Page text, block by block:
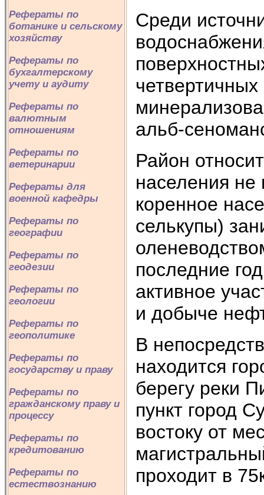
Рефераты по
ботанике и сельскому
хозяйству
Рефераты по
бухгалтерскому
учету и аудиту
Рефераты по
валютным
отношениям
Рефераты по
ветеринарии
Рефераты для
военной кафедры
Рефераты по
географии
Рефераты по
геодезии
Рефераты по
геологии
Рефераты по
геополитике
Рефераты по
государству и праву
Рефераты по
гражданскому праву и
процессу
Рефераты по
кредитованию
Рефераты по
естествознанию
Среди
альб-
Район
населения не
коренное
селькупы)
последние
активное
и добыче
В
находится
берегу реки
пункт город
востоку от
проходит в